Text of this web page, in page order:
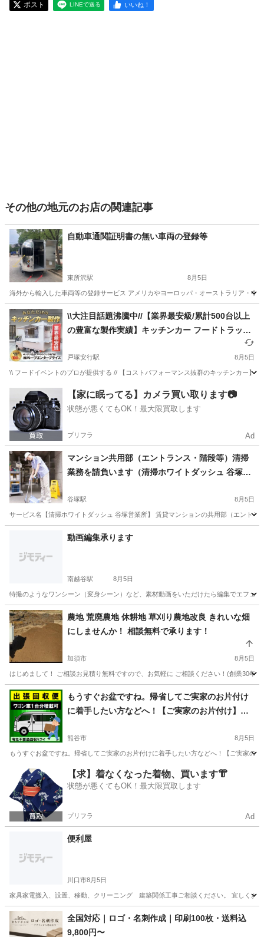
ポスト LINEで送る いいね！
その他の地元のお店の関連記事
自動車通関証明書の無い車両の登録等
東所沢駅 8月5日
海外から輸入した車両等の登録サービス アメリカやヨーロッパ・オーストラリア・
埼玉 所沢市 東所沢駅 その他 自動車
\\大注目話題沸騰中//【業界最安級/累計500台以上
の豊富な製作実績】キッチンカー フードトラック
戸塚安行駅 8月5日
\\ フードイベントのプロが提供する // 【コストパフォーマンス抜群のキッチンカー
川口市 戸塚安行駅 その他 キッチンカー
【家に眠ってる】カメラ買い取ります📷
状態が悪くてもOK！最大限買取します
プリフラ Ad
マンション共用部（エントランス・階段等）清掃
業務を請負います（清掃ホワイトダッシュ 谷塚営
谷塚駅 8月5日
サービス名【清掃ホワイトダッシュ 谷塚営業所】 賃貸マンションの共用部（エント
谷塚駅 その他
動画編集承ります
南越谷駅 8月5日
特撮のようなワンシーン（変身シーン）など、素材動画をいただけたら編集でエフェ
埼玉 越谷市 南越谷駅 その他
農地 荒廃農地 休耕地 草刈り農地改良 きれいな畑
にしませんか！ 相談無料で承ります！
加須市 8月5日
はじめまして！ ご相談お見積り無料ですので、お気軽に ご相談ください！(創業30
埼玉 加須市 その他 案件
もうすぐお盆ですね。帰省してご実家のお片付け
に着手したい方などへ！【ご実家のお片付け】
た時はお電話ください。お力になれるかもしれま
せん
熊谷市 8月5日
もうすぐお盆ですね。帰省してご実家のお片付けに着手したい方などへ！【ご実家
埼玉 熊谷市 その他 断捨離
【求】着なくなった着物、買います👘
状態が悪くてもOK！最大限買取します
プリフラ Ad
便利屋
川口市8月5日
家具家電搬入、設置、移動、クリーニング 建築関係工事ご相談ください。 宜しくお
埼玉 川口市 その他
全国対応｜ロゴ・名刺作成｜印刷100枚・送料込
9,800円〜